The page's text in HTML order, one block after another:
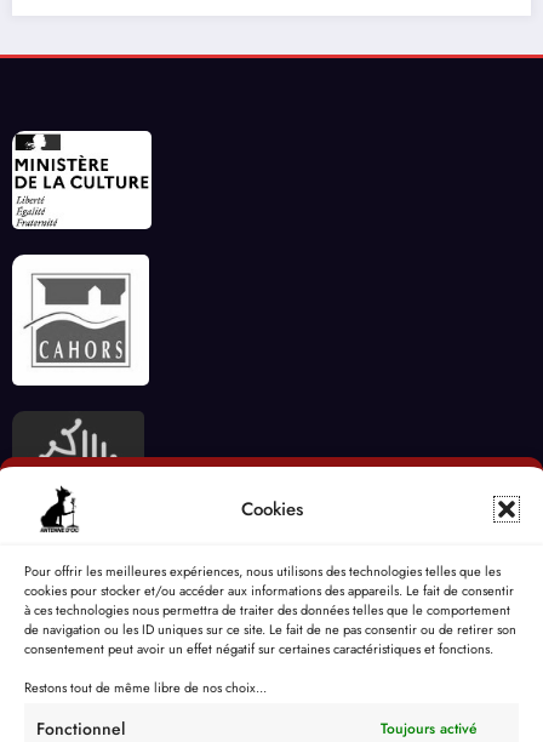
Cookies
Pour offrir les meilleures expériences, nous utilisons des technologies telles que les
cookies pour stocker et/ou accéder aux informations des appareils. Le fait de consentir
à ces technologies nous permettra de traiter des données telles que le comportement
de navigation ou les ID uniques sur ce site. Le fait de ne pas consentir ou de retirer son
consentement peut avoir un effet négatif sur certaines caractéristiques et fonctions.
Restons tout de même libre de nos choix...
Fonctionnel Toujours activé